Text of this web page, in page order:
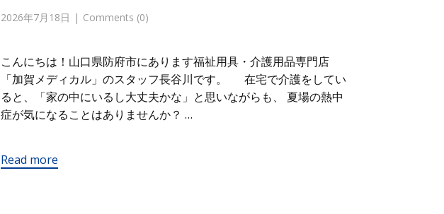
2026年7月18日 Comments (0)
こんにちは！山口県防府市にあります福祉用具・介護用品専門店
「加賀メディカル」のスタッフ長谷川です。 在宅で介護をしてい
ると、「家の中にいるし大丈夫かな」と思いながらも、 夏場の熱中
症が気になることはありませんか？ …
Read more